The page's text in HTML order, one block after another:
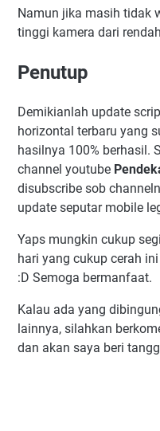
Namun jika masih tidak
tinggi kamera dari
Penutup
Demikianlah update
horizontal terbaru yang
hasilnya 100% berhasil.
channel youtube
disubscribe sob
update seputar mobile
Yaps mungkin cukup
hari yang cukup cerah
:D Semoga bermanfaat.
Kalau ada yang
lainnya, silahkan
dan akan saya beri